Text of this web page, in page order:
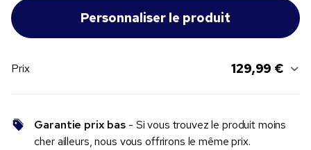
Prix 129,99 €
Garantie prix bas - Si vous trouvez le produit moins
cher ailleurs, nous vous offrirons le même prix.